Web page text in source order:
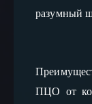
разумный
ПЦО от